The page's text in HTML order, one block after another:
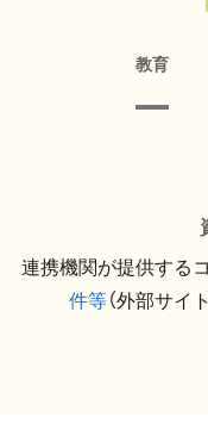
教育
連携機関が提供する
件等（外部サイ